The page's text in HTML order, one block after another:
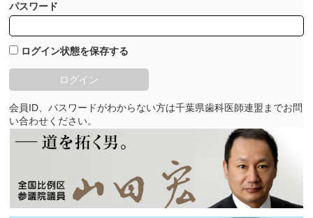
パスワード
ログイン状態を保存する
会員ID、パスワードがわからない方は千葉県歯科医師連盟までお問
い合わせください。